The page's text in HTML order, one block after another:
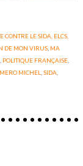
CONTRE LE SIDA, ELCS,
DE MON VIRUS MA
POLITIQUE FRANÇAISE
MICHEL ,SIDA